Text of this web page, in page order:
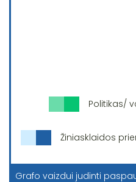
Politikas/
Žiniasklaidos
Grafo vaizdui judinti